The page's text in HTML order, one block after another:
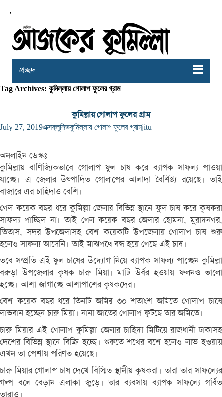
,
প্রচ্ছদ
Tag Archives: কুমিল্লায় গোলাপ ফুলের গ্রাম
কুমিল্লায় গোলাপ ফুলের গ্রাম
July 27, 2019এক্সক্লুসিভকুমিল্লায় গোলাপ ফুলের গ্রামjitu
অনলাইন ডেস্কঃ
কুমিল্লায় বাণিজ্যিকভাবে গোলাপ ফুল চাষ করে ব্যাপক সাফল্য পাওয়া
যাচ্ছে। এ জেলার উৎপাদিত গোলাপের আলাদা বৈশিষ্ট্য রয়েছে। তাই
বাজারে এর চাহিদাও বেশি।
গেল কয়েক বছর ধরে কুমিল্লা জেলার বিভিন্ন স্থানে ফুল চাষ করে কৃষকরা
সাফল্য পাচ্ছিল না। তাই গেল কয়েক বছর জেলার হোমনা, মুরাদনগর,
তিতাস, সদর উপজেলাসহ বেশ কয়েকটি উপজেলায় গোলাপ চাষ শুরু
হলেও সাফল্য আসেনি। তাই মাঝপথে বন্ধ হয়ে গেছে এই চাষ।
তবে সম্প্রতি এই ফুল চাষের উদ্যোগ নিয়ে ব্যাপক সাফল্য পাচ্ছেন কুমিল্লা
বরুড়া উপজেলার কৃষক চারু মিয়া। মাটি উর্বর হওয়ায় ফলনও ভালো
হচ্ছে। আশা জাগাচ্ছে আশাপাশের কৃষকদের।
বেশ কয়েক বছর ধরে তিনটি জমির ৩০ শতাংশ জমিতে গোলাপ চাষে
লাভবান হচ্ছেন চারু মিয়া। নানা জাতের গোলাপ ফুটছে তার জমিতে।
চারু মিয়ার এই গোলাপ কুমিল্লা জেলার চাহিদা মিটিয়ে রাজধানী ঢাকাসহ
দেশের বিভিন্ন স্থানে বিক্রি হচ্ছে। শুরুতে শখের বশে হলেও লাভ হওয়ায়
এখন তা পেশায় পরিণত হয়েছে।
চারু মিয়ার গোলাপ চাষ দেখে বিস্মিত স্থানীয় কৃষকরা। তারা তার সাফল্যের
গল্প বলে বেড়ান এলাকা জুড়ে। তার ব্যবসায় ব্যাপক সাফল্যে গর্বিত
তারাও।